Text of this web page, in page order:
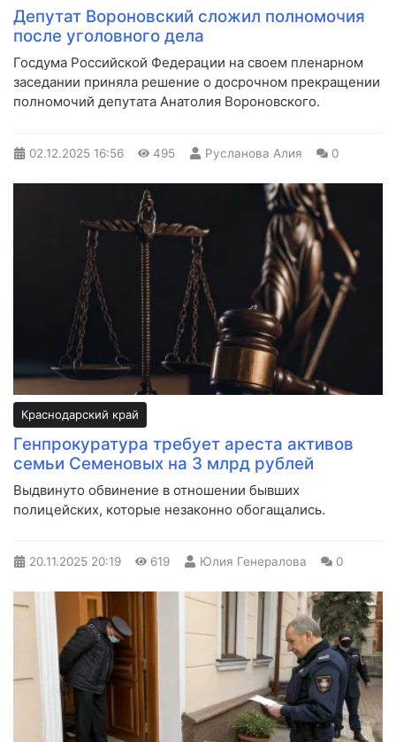
Депутат Вороновский сложил полномочия
после уголовного дела
Госдума Российской Федерации на своем пленарном
заседании приняла решение о досрочном прекращении
полномочий депутата Анатолия Вороновского.
02.12.2025 16:56 495 Русланова Алия 0
Краснодарский край
Генпрокуратура требует ареста активов
семьи Семеновых на 3 млрд рублей
Выдвинуто обвинение в отношении бывших
полицейских, которые незаконно обогащались.
20.11.2025 20:19 619 Юлия Генералова 0